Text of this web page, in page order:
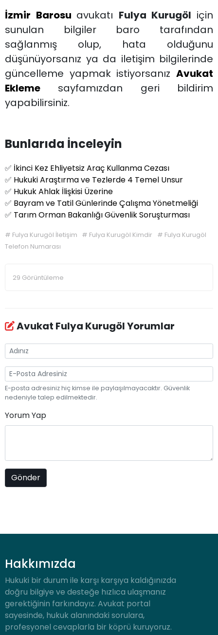
İzmir Barosu avukatı Fulya Kurugöl için
sunulan bilgiler baro tarafından
sağlanmış olup, hata olduğunu
düşünüyorsanız ya da iletişim bilgilerinde
güncelleme yapmak istiyorsanız Avukat
Ekleme sayfamızdan geri bildirim
yapabilirsiniz.
Bunlarıda İnceleyin
✅ İkinci Kez Ehliyetsiz Araç Kullanma Cezası
✅ Hukuki Araştırma ve Tezlerde 4 Temel Unsur
✅ Hukuk Ahlak İlişkisi Üzerine
✅ Bayram ve Tatil Günlerinde Çalışma Yönetmeliği
✅ Tarım Orman Bakanlığı Güvenlik Soruşturması
# Fulya Kurugöl İletişim # Fulya Kurugöl Kimdir # Fulya Kurugöl
Telefon Numarası
29 Görüntüleme
Avukat Fulya Kurugöl Yorumlar
E-posta adresiniz hiç kimse ile paylaşılmayacaktır. Güvenlik
nedeniyle talep edilmektedir.
Yorum Yap
Hakkımızda
Hukuki bir durum ile karşı karşıya kaldığınızda
doğru bilgiye ve desteğe hızlıca ulaşmanız
gerektiğinin farkındayız. Avukat portal
sayesinde, hukuk alanındaki sorulara,
profesyonel cevaplarla bir köprü kuruyoruz.